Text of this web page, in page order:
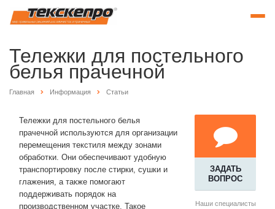
Тележки для постельного
белья прачечной
Главная Информация Статьи
ЗАДАТЬ
ВОПРОС
Наши специалисты
Тележки для постельного белья
прачечной используются для организации
перемещения текстиля между зонами
обработки. Они обеспечивают удобную
транспортировку после стирки, сушки и
глажения, а также помогают
поддерживать порядок на
производственном участке. Такое